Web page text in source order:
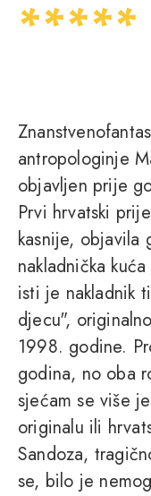
antropologinje
objavljen prije
Prvi hrvatski
kasnije, objavila
nakladnička
isti je nakladnik
djecu",
1998. godine.
godina, no oba
sjećam se više
originalu ili
Sandoza,
se, bilo je